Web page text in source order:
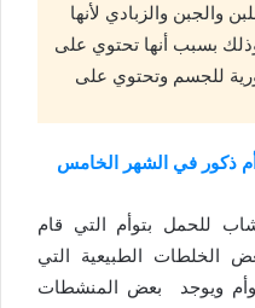
والجبن والزبادي لأنها
بسبب أنها تحتوي على
للجسم وتحتوي على
ذكور في الشهر الخامس
للحمل بتوأم التي قام
الخلطات الطبيعية التي
ويوجد بعض المنشطات